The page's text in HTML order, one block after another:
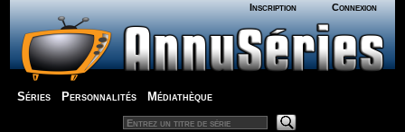
Inscription Connexion
Séries Personnalités Médiathèque